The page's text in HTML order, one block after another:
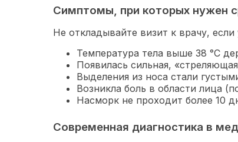
Симптомы, при которых нужен
Не откладывайте визит к врачу,
Температура тела выше 38 °C
Появилась сильная,
Выделения из носа стали
Возникла боль в области лица
Насморк не проходит более 10
Современная диагностика в